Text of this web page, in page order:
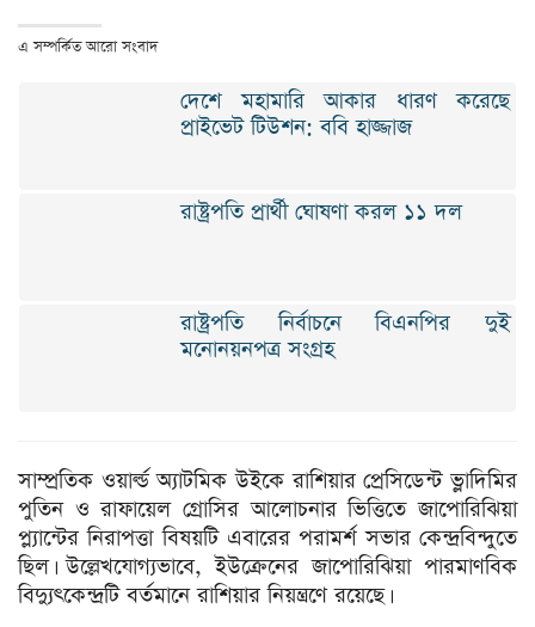
এ সম্পর্কিত আরো সংবাদ
দেশে মহামারি আকার ধারণ করেছে
প্রাইভেট টিউশন: ববি হাজ্জাজ
রাষ্ট্রপতি প্রার্থী ঘোষণা করল ১১ দল
রাষ্ট্রপতি নির্বাচনে বিএনপির দুই
মনোনয়নপত্র সংগ্রহ
সাম্প্রতিক ওয়ার্ল্ড অ্যাটমিক উইকে রাশিয়ার প্রেসিডেন্ট ভ্লাদিমির
পুতিন ও রাফায়েল গ্রোসির আলোচনার ভিত্তিতে জাপোরিঝিয়া
প্ল্যান্টের নিরাপত্তা বিষয়টি এবারের পরামর্শ সভার কেন্দ্রবিন্দুতে
ছিল। উল্লেখযোগ্যভাবে, ইউক্রেনের জাপোরিঝিয়া পারমাণবিক
বিদ্যুৎকেন্দ্রটি বর্তমানে রাশিয়ার নিয়ন্ত্রণে রয়েছে।